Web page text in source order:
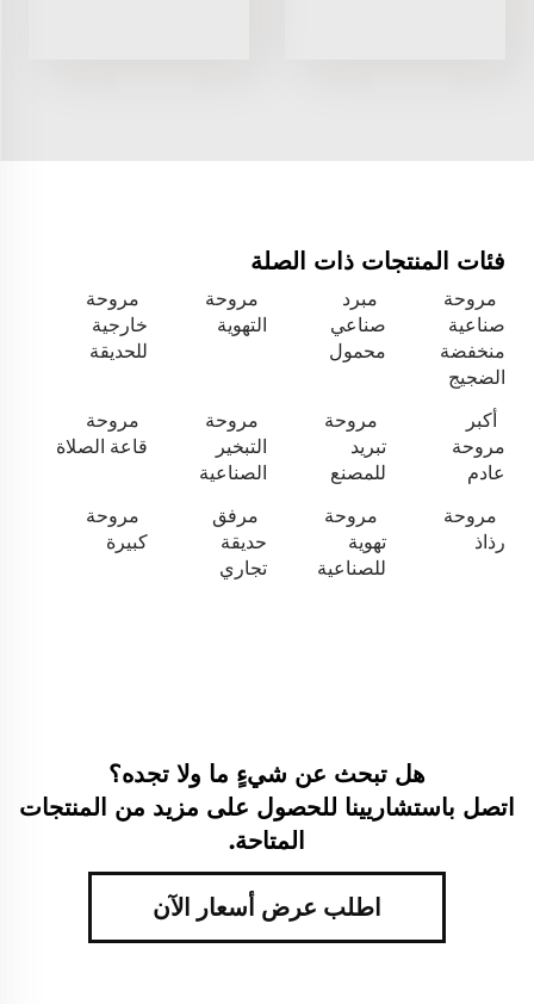
فئات المنتجات ذات الصلة
مروحة
صناعية
منخفضة
الضجيج
مبرد
صناعي
محمول
مروحة
التهوية
مروحة
خارجية
للحديقة
أكبر
مروحة
عادم
مروحة
تبريد
للمصنع
مروحة
التبخير
الصناعية
مروحة
قاعة الصلاة
مروحة
رذاذ
مروحة
تهوية
للصناعية
مرفق
حديقة
تجاري
مروحة
كبيرة
هل تبحث عن شيءٍ ما ولا تجده؟
اتصل باستشاريينا للحصول على مزيد من المنتجات
المتاحة.
اطلب عرض أسعار الآن